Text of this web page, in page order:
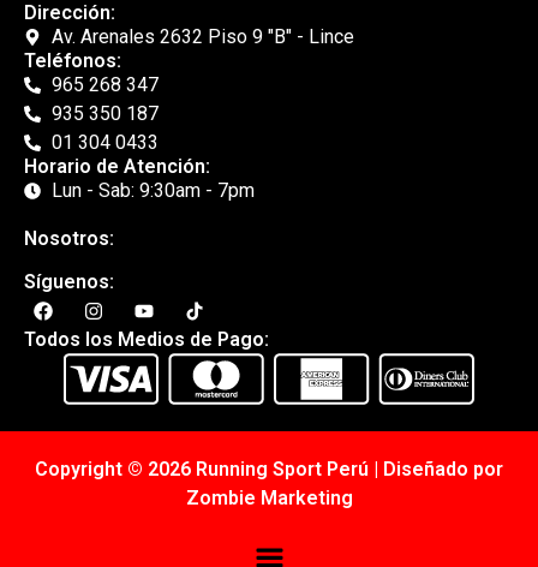
Dirección:
Av. Arenales 2632 Piso 9 "B" - Lince
Teléfonos:
965 268 347
935 350 187
01 304 0433
Horario de Atención:
Lun - Sab: 9:30am - 7pm
Nosotros:
Síguenos:
Todos los Medios de Pago:
Copyright © 2026 Running Sport Perú | Diseñado por
Zombie Marketing